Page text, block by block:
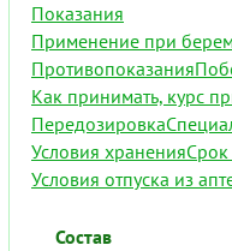
Показания
Применение при
Противопоказания
Как принимать, курс
Передозировка
Условия храненияСрок
Условия отпуска из
Состав